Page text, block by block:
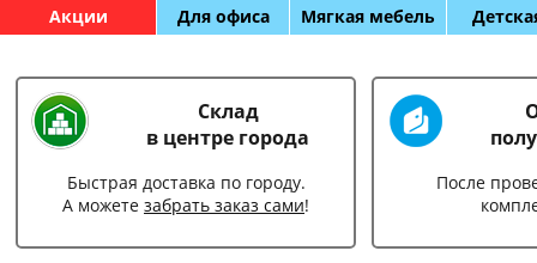
Акции Для офиса Мягкая мебель
Склад
в центре города
Быстрая доставка по городу.
А можете забрать заказ сами!
После